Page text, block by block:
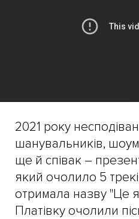
2021 року
шанувальників,
ще й співак –
який очолило 5
отримала назву "Це я
Платівку очолили